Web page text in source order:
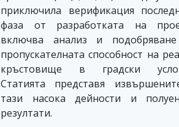
приключила верификация
фаза от разработката на
включва анализ и
пропускателната способност на
кръстовище в градски
Статията представя
тази насока дейности и
резултати.